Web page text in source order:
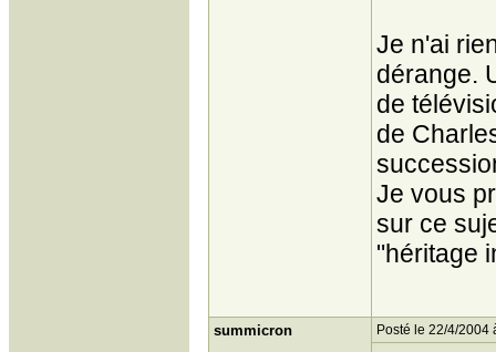
Je n'ai
dérange.
de
de
Je vous
sur ce
"héritage
summicron Posté le 22/4/2004